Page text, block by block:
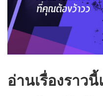
อ่านเรื่องราว